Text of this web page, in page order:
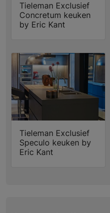
Tieleman Exclusief
Concretum keuken
by Eric Kant
Tieleman Exclusief
Speculo keuken by
Eric Kant